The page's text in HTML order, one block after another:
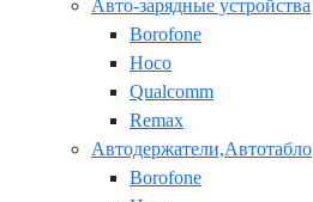
Авто-зарядные устройства
Borofone
Hoco
Qualcomm
Remax
Автодержатели,Автотабло
Borofone